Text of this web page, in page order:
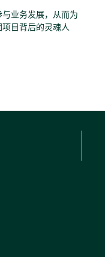
业务发展，从而为
目背后的灵魂人